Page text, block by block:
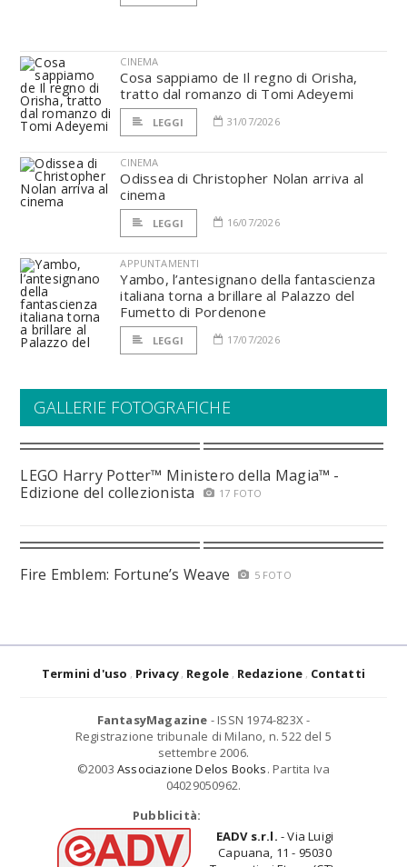
CINEMA
Cosa sappiamo de Il regno di Orisha,
tratto dal romanzo di Tomi Adeyemi
LEGGI 31/07/2026
CINEMA
Odissea di Christopher Nolan arriva al
cinema
LEGGI 16/07/2026
APPUNTAMENTI
Yambo, l’antesignano della fantascienza
italiana torna a brillare al Palazzo del
Fumetto di Pordenone
LEGGI 17/07/2026
GALLERIE FOTOGRAFICHE
LEGO Harry Potter™ Ministero della Magia™ -
Edizione del collezionista
17 FOTO
Fire Emblem: Fortune’s Weave 5 FOTO
Termini d'uso Privacy Regole Redazione Contatti
FantasyMagazine - ISSN 1974-823X -
Registrazione tribunale di Milano, n. 522 del 5
settembre 2006.
©2003 Associazione Delos Books. Partita Iva
04029050962.
Pubblicità:
EADV s.r.l. - Via Luigi
Capuana, 11 - 95030